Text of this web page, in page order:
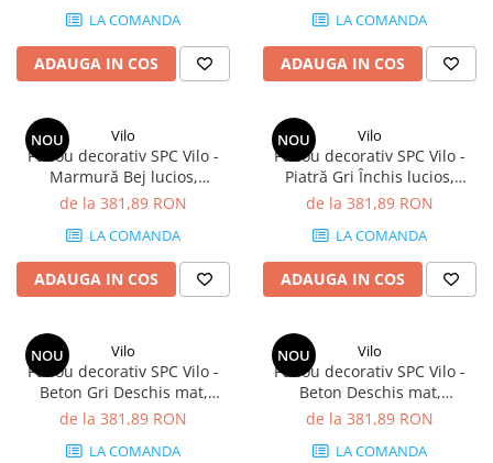
LA COMANDA
ADAUGA IN COS
LA COMANDA
ADAUGA IN COS
NOU Vilo
Panou decorativ SPC Vilo -
Marmură Bej lucios,
1200×600×4 mm, 2.88
de la 381,89 RON
LA COMANDA
ADAUGA IN COS
NOU Vilo
Panou decorativ SPC Vilo -
Piatră Gri Închis lucios,
1200×600×4 mm, 2.88
de la 381,89 RON
LA COMANDA
ADAUGA IN COS
NOU Vilo
Panou decorativ SPC Vilo -
Beton Gri Deschis mat,
1200×600×4 mm, 2.88
de la 381,89 RON
LA COMANDA
NOU Vilo
Panou decorativ SPC Vilo -
Beton Deschis mat,
1200×600×4 mm, 2.88
de la 381,89 RON
LA COMANDA